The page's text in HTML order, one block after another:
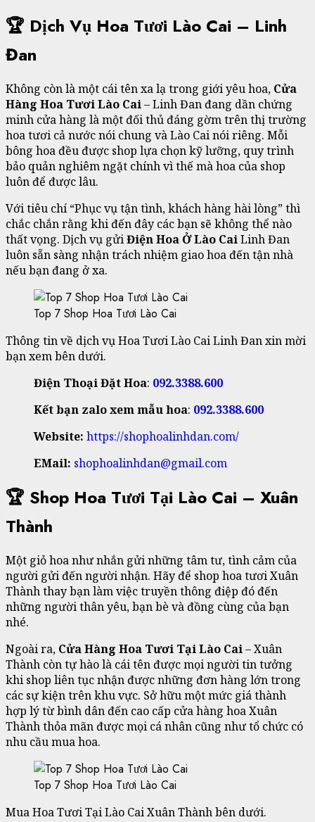
🏆 Dịch Vụ Hoa Tươi Lào Cai – Linh
Đan
Không còn là một cái tên xa lạ trong giới yêu hoa, Cửa
Hàng Hoa Tươi Lào Cai– Linh Đan đang dần chứng
minh cửa hàng là một đối thủ đáng gờm trên thị trường
hoa tươi cả nước nói chung và Lào Cai nói riêng. Mỗi
bông hoa đều được shop lựa chọn kỹ lưỡng, quy trình
bảo quản nghiêm ngặt chính vì thế mà hoa của shop
luôn để được lâu.
Với tiêu chí “Phục vụ tận tình, khách hàng hài lòng” thì
chắc chắn rằng khi đến đây các bạn sẽ không thể nào
thất vọng. Dịch vụ gửiĐiện Hoa Ở Lào CaiLinh Đan
luôn sẵn sàng nhận trách nhiệm giao hoa đến tận nhà
nếu bạn đang ở xa.
Top 7 Shop Hoa Tươi Lào Cai
Thông tin về dịch vụ Hoa Tươi Lào Cai Linh Đan xin mời
bạn xem bên dưới.
Điện Thoại Đặt Hoa: 092.3388.600
Kết bạn zalo xem mẫu hoa: 092.3388.600
Website: https://shophoalinhdan.com/
EMail: shophoalinhdan@gmail.com
🏆 Shop Hoa Tươi Tại Lào Cai – Xuân
Thành
Một giỏ hoa như nhắn gửi những tâm tư, tình cảm của
người gửi đến người nhận. Hãy để shop hoa tươi Xuân
Thành thay bạn làm việc truyền thông điệp đó đến
những người thân yêu, bạn bè và đồng cùng của bạn
nhé.
Ngoài ra, Cửa Hàng Hoa Tươi Tại Lào Cai– Xuân
Thành còn tự hào là cái tên được mọi người tin tưởng
khi shop liên tục nhận được những đơn hàng lớn trong
các sự kiện trên khu vực. Sở hữu một mức giá thành
hợp lý từ bình dân đến cao cấp cửa hàng hoa Xuân
Thành thỏa mãn được mọi cá nhân cũng như tổ chức có
nhu cầu mua hoa.
Top 7 Shop Hoa Tươi Lào Cai
Mua Hoa Tươi Tại Lào Cai Xuân Thành bên dưới.